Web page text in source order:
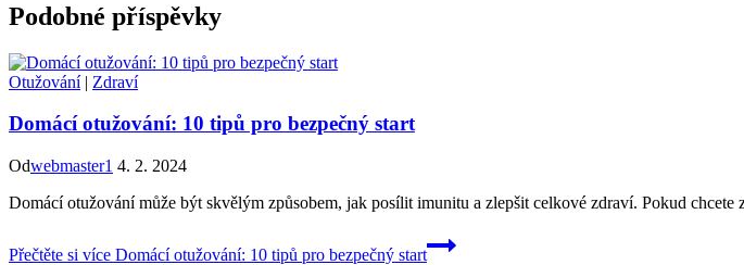
Podobné příspěvky
Otužování| Zdraví
Domácí otužování: 10 tipů pro bezpečný start
Odwebmaster1 4. 2. 2024
Domácí otužování může být skvělým způsobem, jak posílit imunitu a zlepšit celkové zdraví. Pokud chcete
Přečtěte si více Domácí otužování: 10 tipů pro bezpečný start